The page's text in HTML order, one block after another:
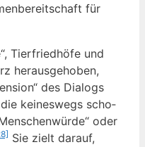
für
Tier­fried­hö­fe und
her­aus­ge­ho­ben,
des Dia­logs
die kei­nes­wegs scho­
oder
Sie zielt dar­auf,